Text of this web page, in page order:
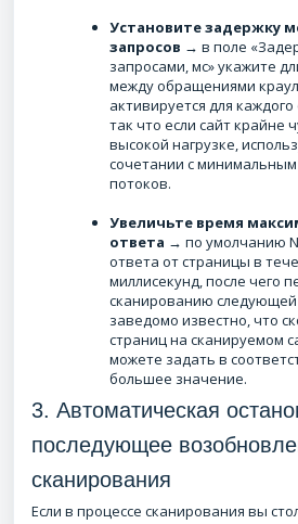
Установите задержку
запросов → в поле
запросами, мс» укажите
между обращениями
активируется для
так что если сайт крайне
высокой нагрузке,
сочетании с
потоков.
Увеличьте время
ответа → по умолчанию
ответа от страницы в
миллисекунд, после чего
сканированию следующей
заведомо известно, что
страниц на сканируемом
можете задать в
большее значение.
3. Автоматическая
последующее
сканирования
Если в процессе сканирования вы